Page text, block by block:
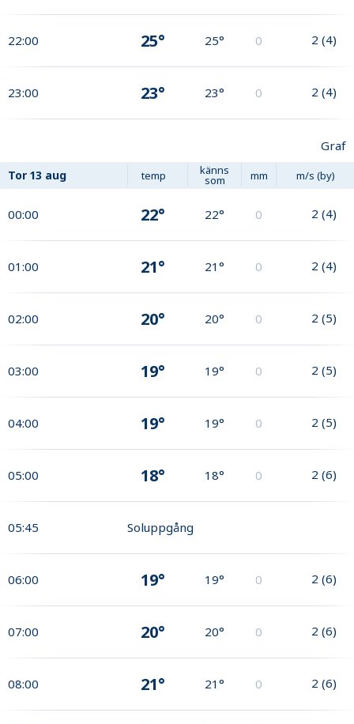
22:00 25° 25° 0 2 (4)
23:00 23° 23° 0 2 (4)
Graf
Tor 13 aug temp känns
som mm m/s (by)
00:00 22° 22° 0 2 (4)
01:00 21° 21° 0 2 (4)
02:00 20° 20° 0 2 (5)
03:00 19° 19° 0 2 (5)
04:00 19° 19° 0 2 (5)
05:00 18° 18° 0 2 (6)
05:45 Soluppgång
06:00 19° 19° 0 2 (6)
07:00 20° 20° 0 2 (6)
08:00 21° 21° 0 2 (6)